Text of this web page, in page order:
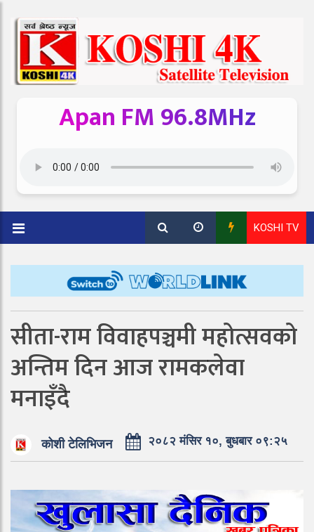
Apan FM 96.8MHz
KOSHI TV
सीता-राम विवाहपञ्चमी महोत्सवको
अन्तिम दिन आज रामकलेवा
मनाइँदै
कोशी टेलिभिजन २०८२ मंसिर १०, बुधबार ०९:२५